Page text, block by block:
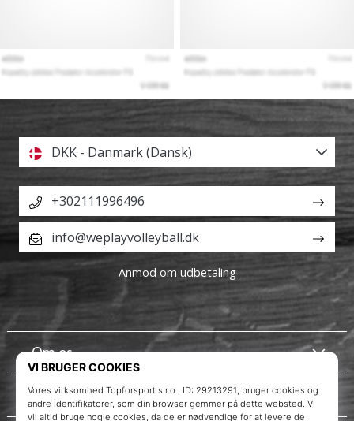
Om os
Kundeservice
DKK - Danmark (Dansk)
+302111996496
info@weplayvolleyball.dk
Anmod om udbetaling